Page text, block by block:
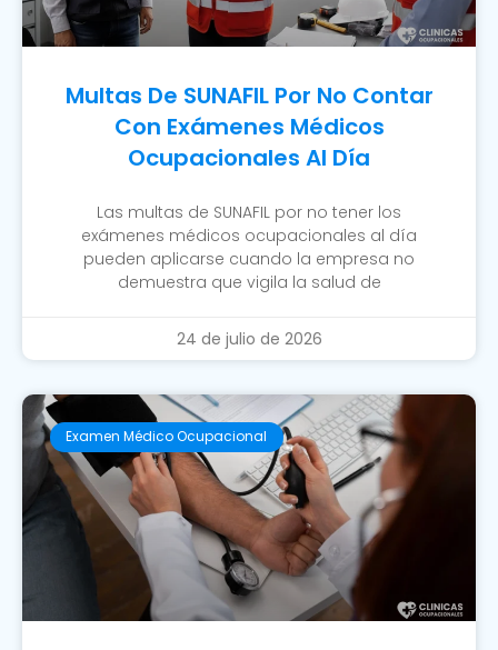
Multas De SUNAFIL Por No Contar
Con Exámenes Médicos
Ocupacionales Al Día
Las multas de SUNAFIL por no tener los
exámenes médicos ocupacionales al día
pueden aplicarse cuando la empresa no
demuestra que vigila la salud de
24 de julio de 2026
Examen Médico Ocupacional